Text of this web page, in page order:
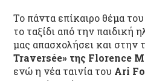
Το πάντα επίκαιρο θέμα
το ταξίδι από την παιδική
μας απασχολήσει και στην
Traversée» της Florence
ενώ η νέα ταινία του Ari